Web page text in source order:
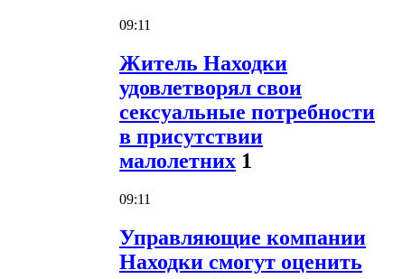
09:11
Житель Находки
удовлетворял свои
сексуальные потребности
в присутствии
малолетних 1
09:11
Управляющие компании
Находки смогут оценить